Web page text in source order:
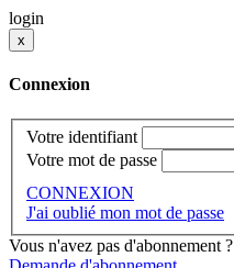
login
x
Connexion
Votre identifiant
Votre mot de passe
CONNEXION
J'ai oublié mon mot de passe
Vous n'avez pas d'abonnement ?